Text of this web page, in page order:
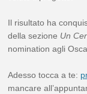
Il risultato ha
della sezione Un
nomination agli
Adesso tocca a te:
mancare